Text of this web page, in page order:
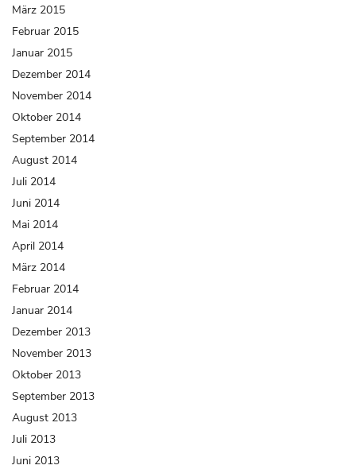
März 2015
Februar 2015
Januar 2015
Dezember 2014
November 2014
Oktober 2014
September 2014
August 2014
Juli 2014
Juni 2014
Mai 2014
April 2014
März 2014
Februar 2014
Januar 2014
Dezember 2013
November 2013
Oktober 2013
September 2013
August 2013
Juli 2013
Juni 2013